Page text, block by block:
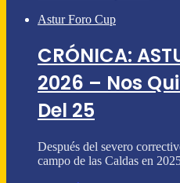
Astur Foro Cup
CRÓNICA:
2026 – Nos
Del 25
Después del severo
campo de las Caldas en